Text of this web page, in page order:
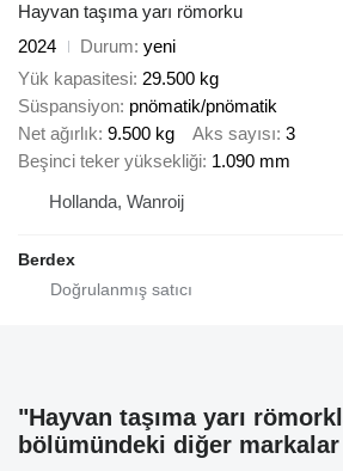
Hayvan taşıma yarı römorku
2024
Durum yeni
Yük kapasitesi 29.500 kg
Süspansiyon pnömatik/pnömatik
Net ağırlık 9.500 kg Aks sayısı 3
Beşinci teker yüksekliği 1.090 mm
Hollanda, Wanroij
Berdex
"Hayvan taşıma yarı
bölümündeki diğer markalar